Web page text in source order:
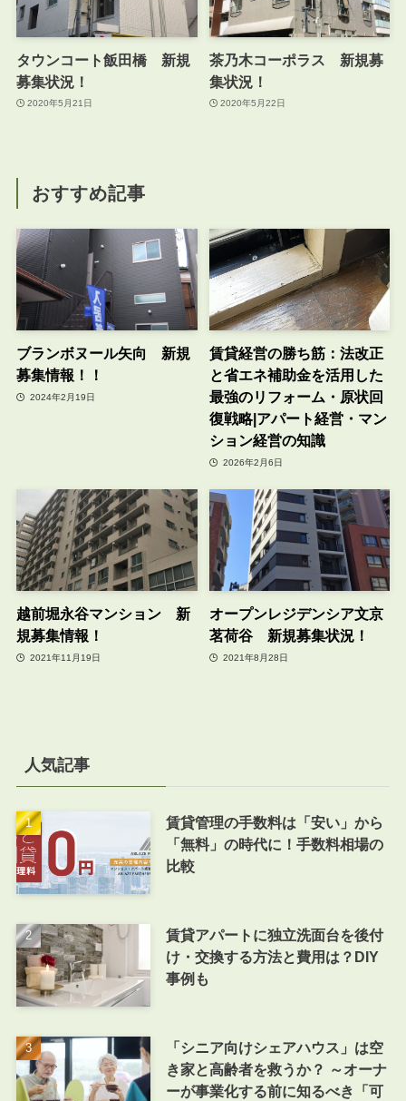
タウンコート飯田橋 新規
募集状況！
2020年5月21日
茶乃木コーポラス 新規募
集状況！
2020年5月22日
おすすめ記事
ブランボヌール矢向 新規
募集情報！！
2024年2月19日
賃貸経営の勝ち筋：法改正
と省エネ補助金を活用した
最強のリフォーム・原状回
復戦略|アパート経営・マン
ション経営の知識
2026年2月6日
越前堀永谷マンション 新
規募集情報！
2021年11月19日
オープンレジデンシア文京
茗荷谷 新規募集状況！
2021年8月28日
人気記事
賃貸管理の手数料は「安い」から
「無料」の時代に！手数料相場の
比較
賃貸アパートに独立洗面台を後付
け・交換する方法と費用は？DIY
事例も
「シニア向けシェアハウス」は空
き家と高齢者を救うか？ ～オーナ
ーが事業化する前に知るべき「可